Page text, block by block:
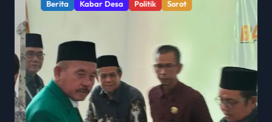
Berita Kabar Desa Politik Sorot